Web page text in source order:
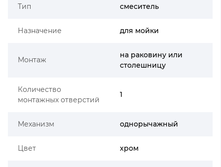
Тип смеситель
Назначение для мойки
Монтаж
на раковину или
столешницу
Количество
монтажных отверстий
1
Механизм однорычажный
Цвет хром